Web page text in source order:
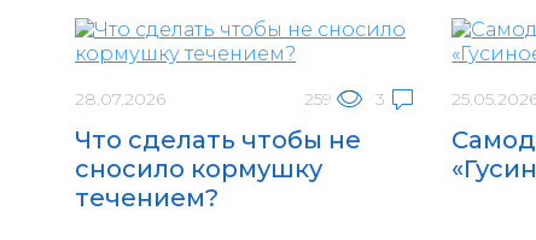
28.07.2026 259 3
Что сделать чтобы не
сносило кормушку
течением?